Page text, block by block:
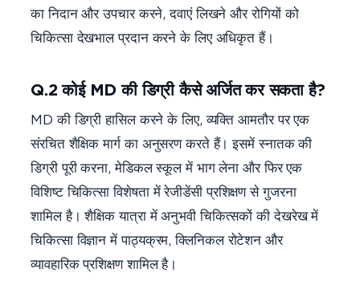
का निदान और उपचार करने, दवाएं लिखने और रोगियों को
चिकित्सा देखभाल प्रदान करने के लिए अधिकृत हैं।
Q.2 कोई MD की डिग्री कैसे अर्जित कर सकता है?
MD की डिग्री हासिल करने के लिए, व्यक्ति आमतौर पर एक
संरचित शैक्षिक मार्ग का अनुसरण करते हैं। इसमें स्नातक की
डिग्री पूरी करना, मेडिकल स्कूल में भाग लेना और फिर एक
विशिष्ट चिकित्सा विशेषता में रेजीडेंसी प्रशिक्षण से गुजरना
शामिल है। शैक्षिक यात्रा में अनुभवी चिकित्सकों की देखरेख में
चिकित्सा विज्ञान में पाठ्यक्रम, क्लिनिकल रोटेशन और
व्यावहारिक प्रशिक्षण शामिल है।